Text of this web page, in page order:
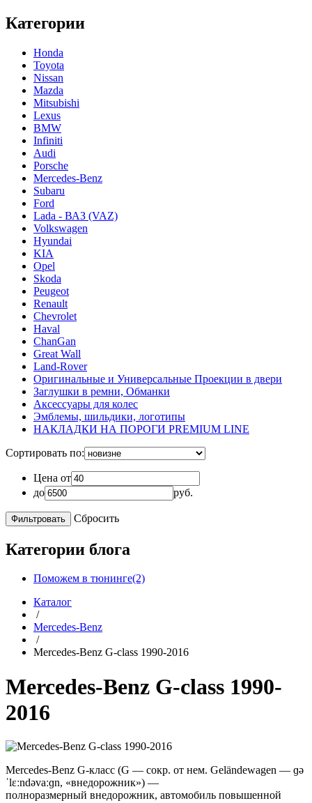
Категории
Honda
Toyota
Nissan
Mazda
Mitsubishi
Lexus
BMW
Infiniti
Audi
Porsche
Mercedes-Benz
Subaru
Ford
Lada - ВАЗ (VAZ)
Volkswagen
Hyundai
KIA
Opel
Skoda
Peugeot
Renault
Chevrolet
Haval
ChanGan
Great Wall
Land-Rover
Оригинальные и Универсальные Проекции в двери
Заглушки в ремни, Обманки
Аксессуары для колес
Эмблемы, шильдики, логотипы
НАКЛАДКИ НА ПОРОГИ PREMIUM LINE
Сортировать по:
Цена от
до
руб.
Сбросить
Категории блога
Поможем в тюнинге(2)
Каталог
/
Mercedes-Benz
/
Mercedes-Benz G-class 1990-2016
Mercedes-Benz G-class 1990-
2016
Mercedes-Benz G-класс (G — сокр. от нем. Geländewagen — ɡə
ˈlɛːndəvaːɡn, «внедорожник») —
полноразмерный внедорожник, автомобиль повышенной